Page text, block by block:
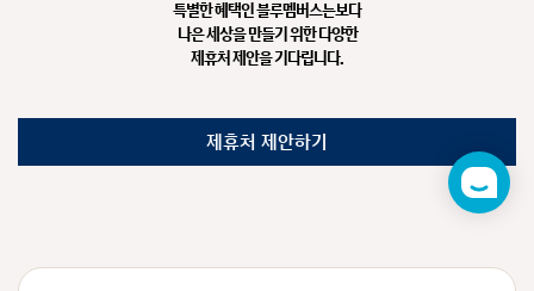
특별한 혜택인 블루멤버스는보다
나은 세상을 만들기 위한 다양한
제휴처 제안을 기다립니다.
제휴처 제안하기
챗
봇